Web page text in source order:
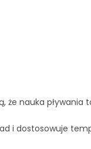
że nauka pływania
i dostosowuje